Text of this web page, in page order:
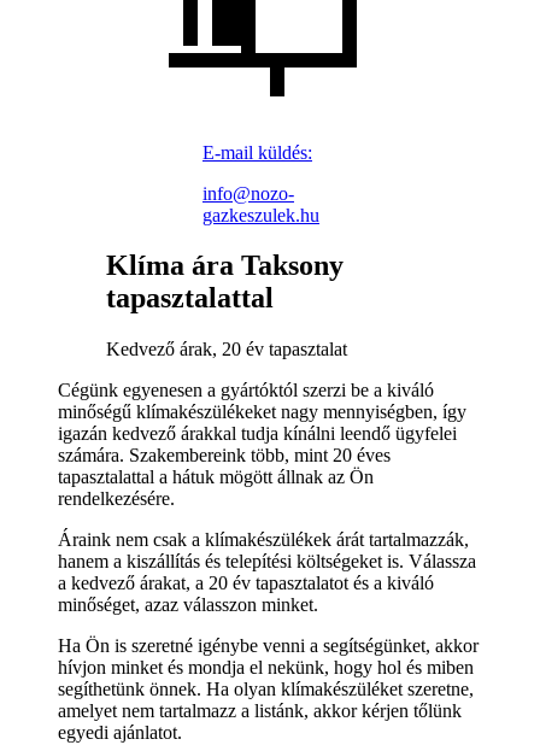
E-mail küldés:
info@nozo-
gazkeszulek.hu
Klíma ára Taksony
tapasztalattal
Kedvező árak, 20 év tapasztalat
Cégünk egyenesen a gyártóktól szerzi be a kiváló
minőségű klímakészülékeket nagy mennyiségben, így
igazán kedvező árakkal tudja kínálni leendő ügyfelei
számára. Szakembereink több, mint 20 éves
tapasztalattal a hátuk mögött állnak az Ön
rendelkezésére.
Áraink nem csak a klímakészülékek árát tartalmazzák,
hanem a kiszállítás és telepítési költségeket is. Válassza
a kedvező árakat, a 20 év tapasztalatot és a kiváló
minőséget, azaz válasszon minket.
Ha Ön is szeretné igénybe venni a segítségünket, akkor
hívjon minket és mondja el nekünk, hogy hol és miben
segíthetünk önnek. Ha olyan klímakészüléket szeretne,
amelyet nem tartalmazz a listánk, akkor kérjen tőlünk
egyedi ajánlatot.